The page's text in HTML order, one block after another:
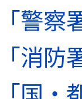
警察
消防